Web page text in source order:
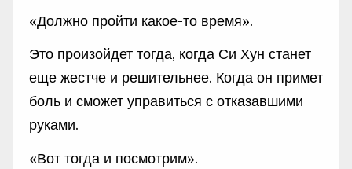
«Должно пройти какое-то время».
Это произойдет тогда, когда Си Хун станет
еще жестче и решительнее. Когда он примет
боль и сможет управиться с отказавшими
руками.
«Вот тогда и посмотрим».